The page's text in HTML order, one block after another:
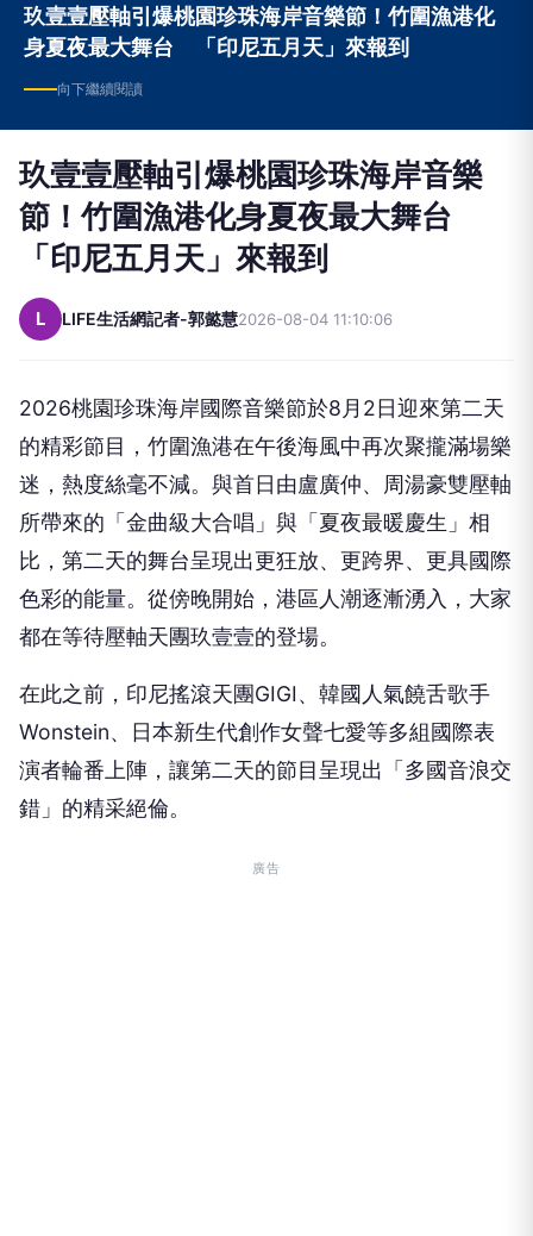
玖壹壹壓軸引爆桃園珍珠海岸音樂節！竹圍漁港化
身夏夜最大舞台 「印尼五月天」來報到
向下繼續閱讀
玖壹壹壓軸引爆桃園珍珠海岸音樂
節！竹圍漁港化身夏夜最大舞台
「印尼五月天」來報到
L LIFE生活網記者-郭懿慧2026-08-04 11:10:06
2026桃園珍珠海岸國際音樂節於8 月 2日迎來第二天
的精彩節目，竹圍漁港在午後海風中再次聚攏滿場樂
迷， 熱度絲毫不減。與首日由盧廣仲、周湯豪雙壓軸
所帶來的「 金曲級大合唱」與「夏夜最暖慶生」相
比， 第二天的舞台呈現出更狂放、更跨界、更具國際
色彩的能量。 從傍晚開始，港區人潮逐漸湧入， 大家
都在等待壓軸天團玖壹壹的登場。
在此之前，印尼搖滾天團GIGI、韓國人氣饒舌歌手
Wonstein、
日本新生代創作女聲七愛等多組國際表
演者輪番上陣， 讓第二天的節目呈現出「多國音浪交
錯」的精采絕倫。
廣告